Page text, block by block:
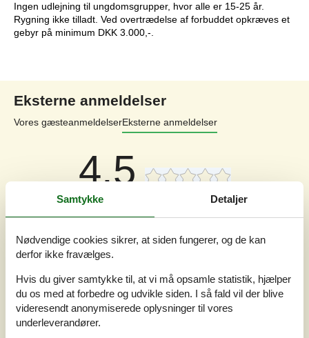
Ingen udlejning til ungdomsgrupper, hvor alle er 15-25 år.
Rygning ikke tilladt. Ved overtrædelse af forbuddet opkræves et
gebyr på minimum DKK 3.000,-.
Eksterne anmeldelser
Vores gæsteanmeldelserEksterne anmeldelser
4,5
Værdi for pengene:
5 eksterne anmeldelser
Samtykke Detaljer
Nødvendige cookies sikrer, at siden fungerer, og de kan
derfor ikke fravælges.
Hvis du giver samtykke til, at vi må opsamle statistik, hjælper
du os med at forbedre og udvikle siden. I så fald vil der blive
videresendt anonymiserede oplysninger til vores
underleverandører.